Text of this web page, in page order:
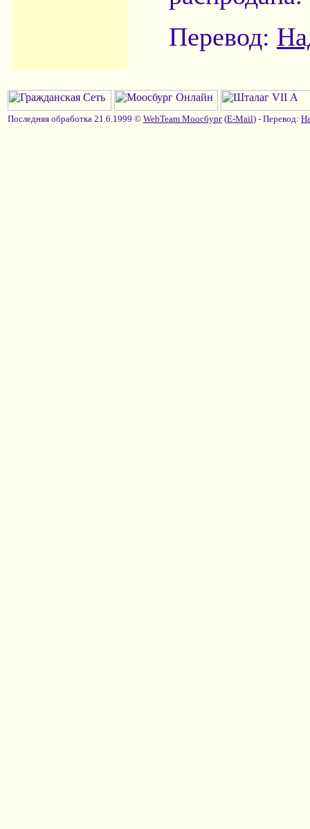
Перевод:
Последняя обработка 21.6.1999 © WebTeam Моосбург (E-Mail) - Перевод: